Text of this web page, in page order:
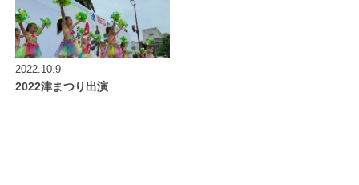
2022.10.9
2022津まつり出演